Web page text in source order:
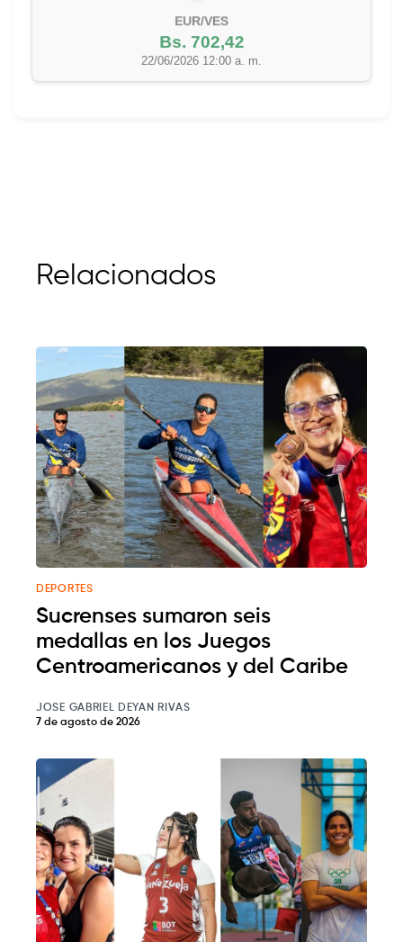
EUR/VES
Bs. 702,42
22/06/2026 12:00 a. m.
Relacionados
DEPORTES
Sucrenses sumaron seis
medallas en los Juegos
Centroamericanos y del Caribe
JOSE GABRIEL DEYAN RIVAS
7 de agosto de 2026